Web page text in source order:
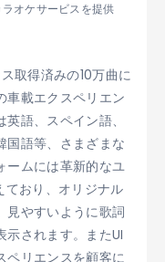
オケサービスを提供
取得済みの10万曲に
車載エクスペリエン
語、スペイン語、
国語等、さまざまな
ームには革新的なユ
ており、オリジナル
見やすいように歌詞
示されます。またUI
ペリエンスを顧客に